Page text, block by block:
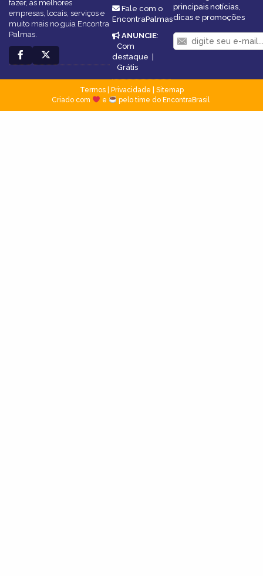
fazer, as melhores
empresas, locais, serviços e
muito mais no guia Encontra
Palmas.
Fale com o
EncontraPalmas
ANUNCIE:
Com
destaque |
Grátis
principais notícias,
dicas e promoções
Termos| Privacidade
Sitemap
Criado com
e pelo time do EncontraBrasil